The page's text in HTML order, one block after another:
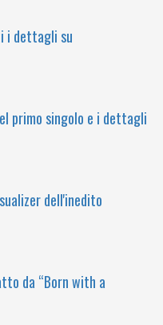
i dettagli su
primo singolo e i dettagli
dell'inedito
da “Born with a